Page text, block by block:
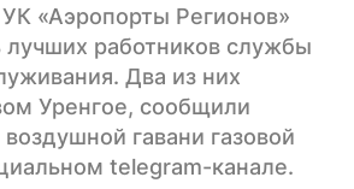
«Аэропорты Регионов»
работников службы
Два из них
Уренгое, сообщили
гавани газовой
telegram-канале.